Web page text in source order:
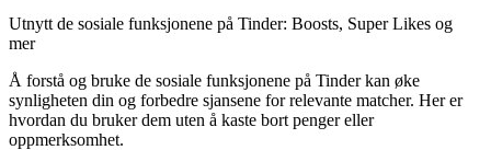
Utnytt de sosiale funksjonene på Tinder: Boosts, Super Likes og
mer
Å forstå og bruke de sosiale funksjonene på Tinder kan øke
synligheten din og forbedre sjansene for relevante matcher. Her er
hvordan du bruker dem uten å kaste bort penger eller
oppmerksomhet.